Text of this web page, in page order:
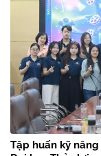
Tập huấn kỹ